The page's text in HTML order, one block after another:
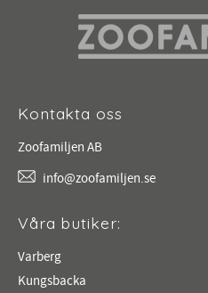
Kontakta oss
Zoofamiljen AB
info@zoofamiljen.se
Våra butiker:
Varberg
Kungsbacka